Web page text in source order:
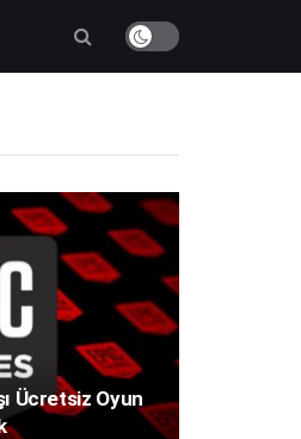
Ücretsiz Oyun